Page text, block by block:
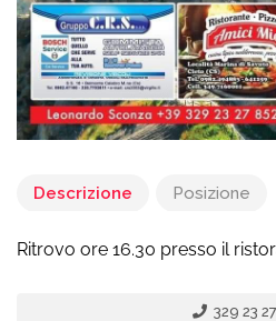
Descrizione Posizione
Ritrovo ore 16.30 presso il
329 23